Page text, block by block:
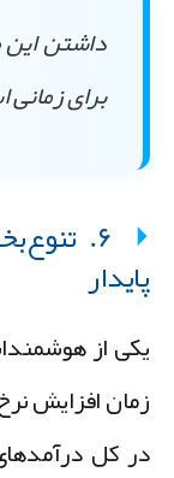
داشتن این
برای زمانی
۶.
از
افزایش نرخ
کل درآمدهای